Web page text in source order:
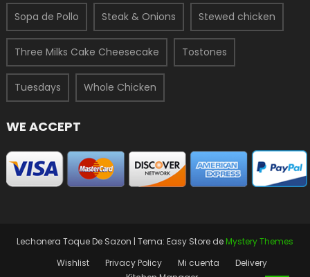
Sopa de Pollo Steak & Onions Stewed chicken
Three Milks Cake Cheesecake Tostones
Tuesdays Whole Chicken
WE ACCEPT
Lechonera Toque De Sazon | Tema: Easy Store de Mystery Themes
Wishlist
Privacy Policy Mi cuenta
Delivery